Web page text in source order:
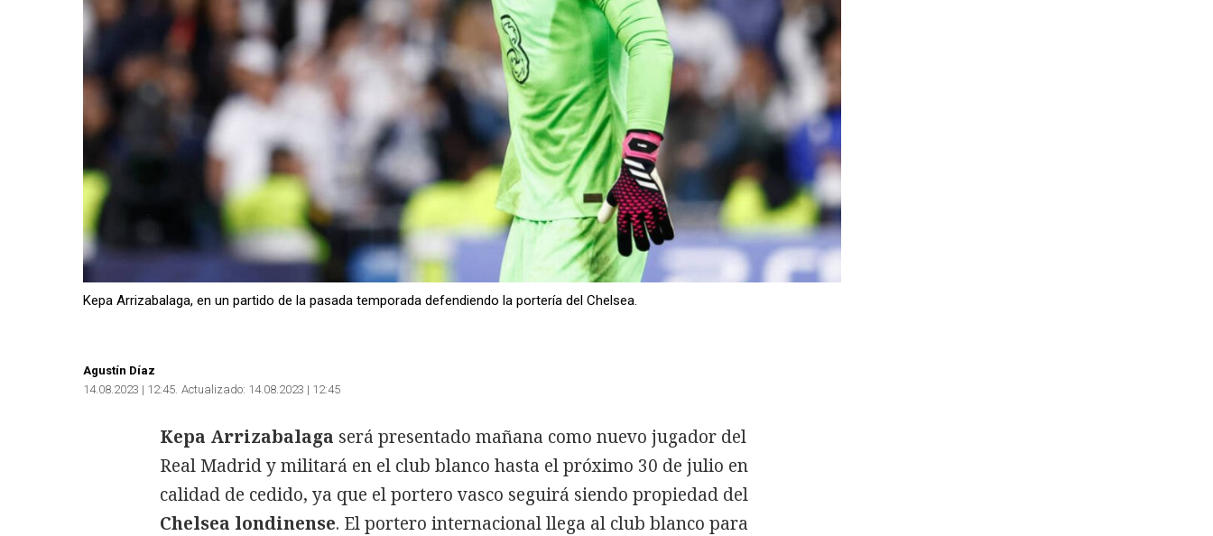
Kepa Arrizabalaga, en un partido de la pasada temporada defendiendo la portería del Chelsea.
Agustín Díaz
14.08.2023 | 12:45 Actualizado: 14.08.2023 | 12:45
Kepa Arrizabalaga será presentado mañana como nuevo jugador del
Real Madrid y militará en el club blanco hasta el próximo 30 de julio en
calidad de cedido, ya que el portero vasco seguirá siendo propiedad del
Chelsea londinense. El portero internacional llega al club blanco para